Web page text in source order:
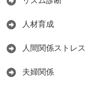
人材育成
人間関係ストレス
夫婦関係